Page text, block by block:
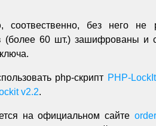
, соотвественно, без него не
(более 60 шт.) зашифрованы и
php-скрипт PHP-
v2.2.
на официальном сайте